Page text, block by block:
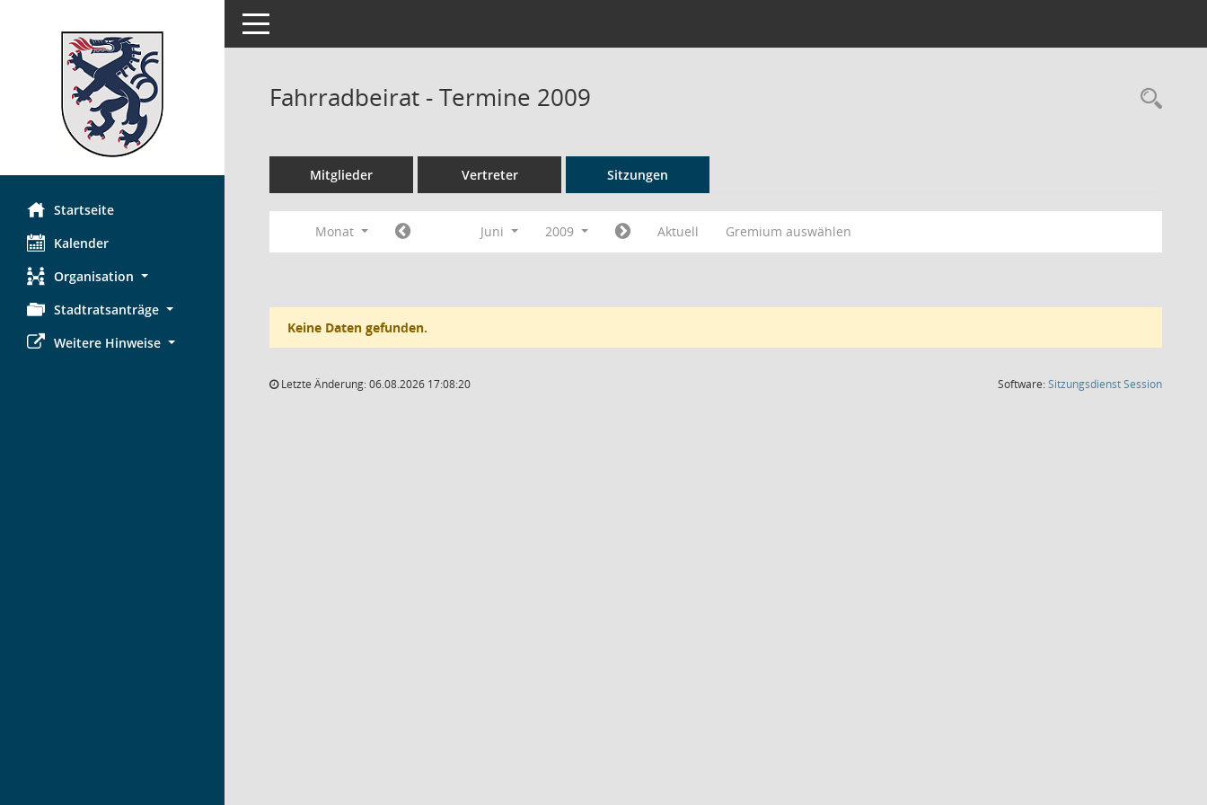
Startseite
Kalender
Organisation
Stadtratsanträge
Weitere Hinweise
Toggle navigation
Fahrradbeirat - Termine 2009
Mitglieder Vertreter Sitzungen
Monat Juni 2009 Aktuell Gremium auswählen
Keine Daten gefunden.
Letzte Änderung: 06.08.2026 17:08:20 Software:SitzungsdienstSession(Wird in